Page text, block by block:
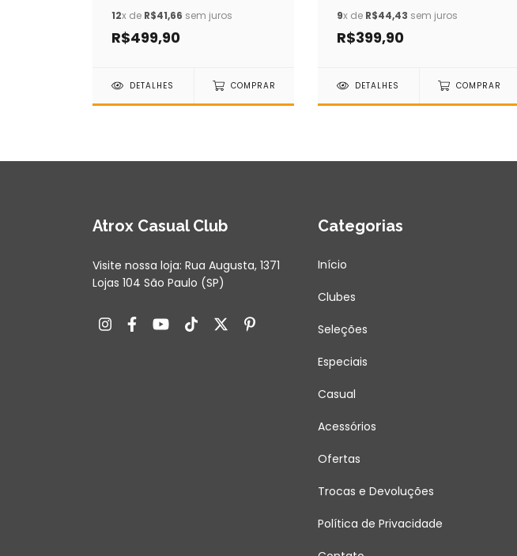
12x de R$41,66 sem juros
R$499,90
DETALHES COMPRAR
9x de R$44,43 sem juros
R$399,90
DETALHES COMPRAR
Atrox Casual Club
Visite nossa loja: Rua Augusta, 1371
Lojas 104 São Paulo (SP)
Categorias
Início
Clubes
Seleções
Especiais
Casual
Acessórios
Ofertas
Trocas e Devoluções
Política de Privacidade